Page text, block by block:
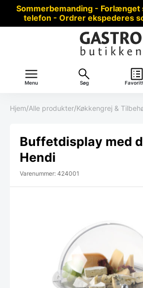
Sommerbemanding - Forlænget
telefon - Ordrer ekspederes
Menu Søg
Hjem/Alle produkter/Køkkengrej &
Buffetdisplay med
Hendi
Varenummer: 424001